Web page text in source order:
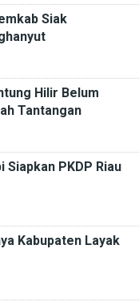
Siak
Hilir Belum
Tantangan
Siapkan PKDP Riau
Kabupaten Layak